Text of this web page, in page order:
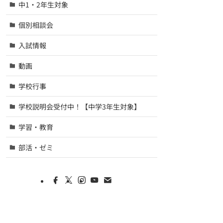
中1・2年生対象
個別相談会
入試情報
動画
学校行事
学校説明会受付中！【中学3年生対象】
学習・教育
部活・ゼミ